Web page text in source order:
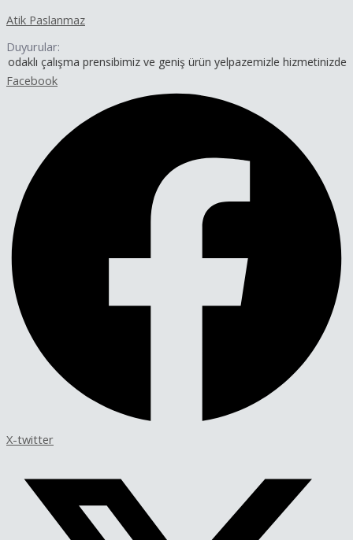
atla
Atik Paslanmaz
Duyurular:
prensibimiz ve geniş ürün yelpazemizle hizmetinizdeyiz.
Facebook
X-twitter
dolaşımı